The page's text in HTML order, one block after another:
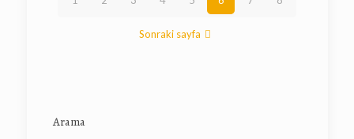
Sonraki sayfa
Arama